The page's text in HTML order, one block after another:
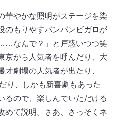
華やかな照明がステージを染
のもりやすバンバンビガロが
なんで？」と戸惑いつつ笑
京から人気者を呼んだり、大
才劇場の人気者が出たり、
り、しかも新喜劇もあった
るので、楽しんでいただける
めて説明。さあ、さっそくネ